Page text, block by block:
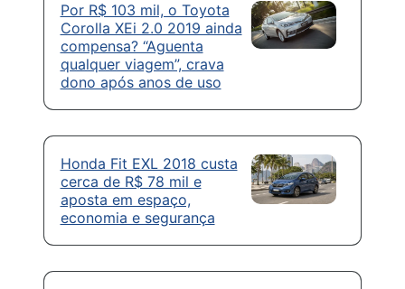
Por R$ 103 mil, o Toyota
Corolla XEi 2.0 2019 ainda
compensa? “Aguenta
qualquer viagem”, crava
dono após anos de uso
Honda Fit EXL 2018 custa
cerca de R$ 78 mil e
aposta em espaço,
economia e segurança